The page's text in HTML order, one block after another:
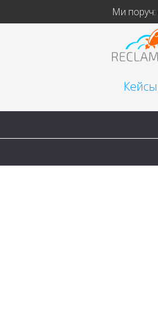
Ми поруч:
Кейсы